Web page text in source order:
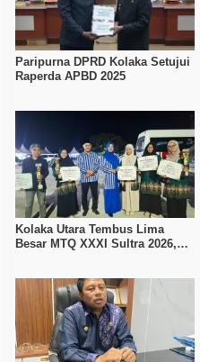
Paripurna DPRD Kolaka Setujui
Raperda APBD 2025
Kolaka Utara Tembus Lima
Besar MTQ XXXI Sultra 2026,